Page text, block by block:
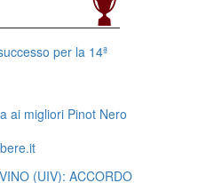
per la 14ª
ai migliori Pinot Nero
(UIV): ACCORDO